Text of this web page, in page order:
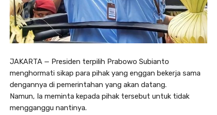
JAKARTA — Presiden terpilih Prabowo Subianto
menghormati sikap para pihak yang enggan bekerja sama
dengannya di pemerintahan yang akan datang.
Namun, Ia meminta kepada pihak tersebut untuk tidak
mengganggu nantinya.